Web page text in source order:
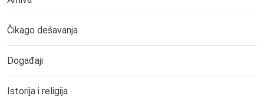
Čikago dešavanja
Događaji
Istorija i religija